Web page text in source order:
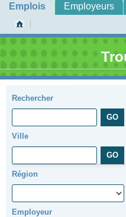
Emplois Employeurs
Rechercher
Ville
Région
Employeur